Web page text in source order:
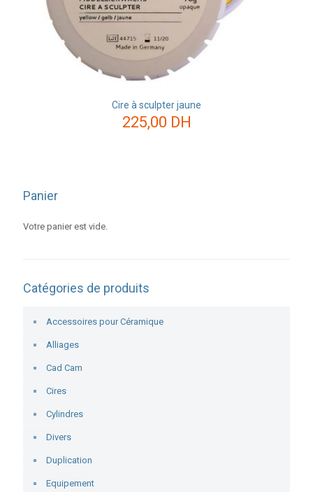
Cire à sculpter jaune
225,00 DH
Panier
Votre panier est vide.
Catégories de produits
Accessoires pour Céramique
Alliages
Cad Cam
Cires
Cylindres
Divers
Duplication
Equipement